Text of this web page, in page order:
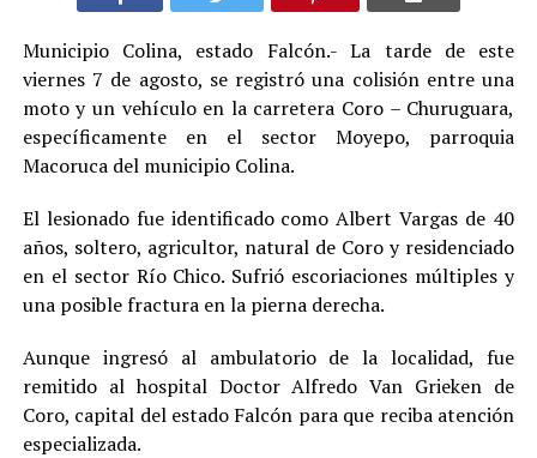
Municipio Colina, estado Falcón.- La tarde de este
viernes 7 de agosto, se registró una colisión entre una
moto y un vehículo en la carretera Coro – Churuguara,
específicamente en el sector Moyepo, parroquia
Macoruca del municipio Colina.
El lesionado fue identificado como Albert Vargas de 40
años, soltero, agricultor, natural de Coro y residenciado
en el sector Río Chico. Sufrió escoriaciones múltiples y
una posible fractura en la pierna derecha.
Aunque ingresó al ambulatorio de la localidad, fue
remitido al hospital Doctor Alfredo Van Grieken de
Coro, capital del estado Falcón para que reciba atención
especializada.